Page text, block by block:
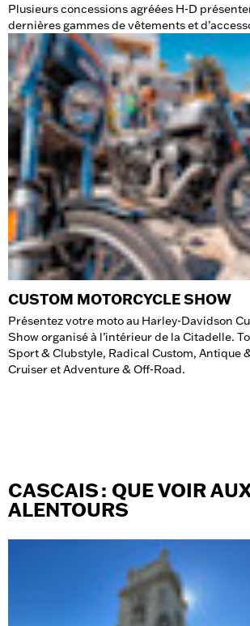
Plusieurs concessions agréées H-D
dernières gammes de vêtements et
CUSTOM MOTORCYCLE SHOW
Présentez votre moto au Harley-Davidson
Show organisé à l’intérieur de la Citadelle.
Sport & Clubstyle, Radical Custom, Antique
Cruiser et Adventure & Off-Road.
CASCAIS : QUE VOIR
ALENTOURS